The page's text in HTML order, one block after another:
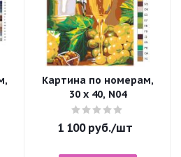
Картина по номерам,
30 x 40, N04
1 100руб./шт